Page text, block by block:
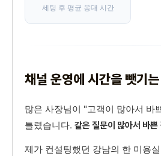
세팅 후 평균 응대 시간
채널 운영에 시간을 뺏기
많은 사장님이 "고객이 많아서 바
틀렸습니다. 같은 질문이 많아서 바쁜
제가 컨설팅했던 강남의 한 미용